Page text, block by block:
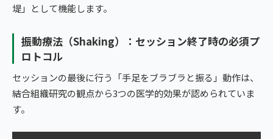
堤」として機能します。
振動療法（Shaking）：セッション終了時の必須プ
ロトコル
セッションの最後に行う「手足をブラブラと振る」動作は、
結合組織研究の観点から3つの医学的効果が認められていま
す。